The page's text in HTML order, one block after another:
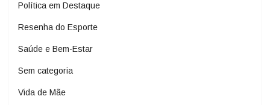
Política em Destaque
Resenha do Esporte
Saúde e Bem-Estar
Sem categoria
Vida de Mãe